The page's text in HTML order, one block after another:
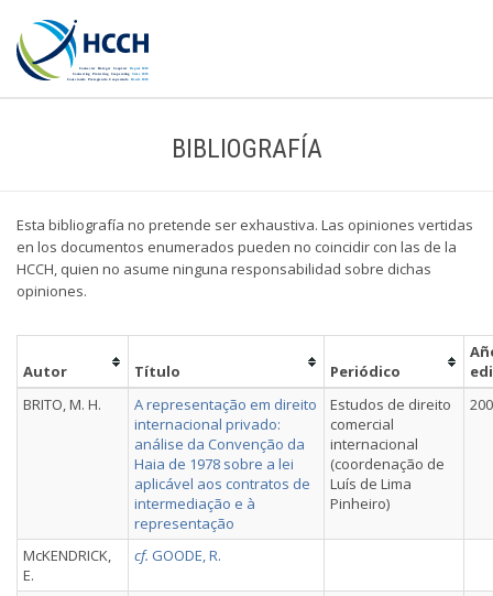
BIBLIOGRAFÍA
Esta bibliografía no pretende ser exhaustiva. Las opiniones vertidas
en los documentos enumerados pueden no coincidir con las de la
HCCH, quien no asume ninguna responsabilidad sobre dichas
opiniones.
Autor Título Periódico
BRITO, M. H.
A representação em direito
internacional privado:
análise da Convenção da
Haia de 1978 sobre a lei
aplicável aos contratos de
intermediação e à
representação
Estudos de direito
comercial
internacional
(coordenação de
Luís de Lima
Pinheiro)
McKENDRICK,
E.
cf. GOODE, R.